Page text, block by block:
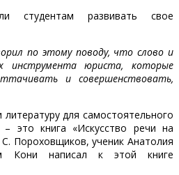
студентам развивать свое
по этому поводу, что слово и
инструмента юриста, которые
и совершенствовать,
для самостоятельного
– это книга «Искусство речи на
Пороховщиков, ученик Анатолия
Кони написал к этой книге